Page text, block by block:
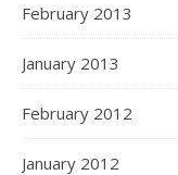
February 2013
January 2013
February 2012
January 2012